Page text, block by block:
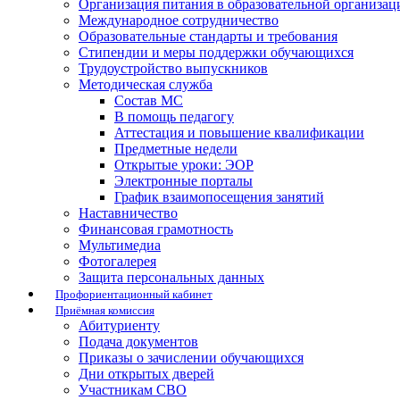
Организация питания в образовательной
Международное сотрудничество
Образовательные стандарты и требования
Стипендии и меры поддержки обучающихся
Трудоустройство выпускников
Методическая служба
Состав МС
В помощь педагогу
Аттестация и повышение квалификации
Предметные недели
Открытые уроки: ЭОР
Электронные порталы
График взаимопосещения занятий
Наставничество
Финансовая грамотность
Мультимедиа
Фотогалерея
Защита персональных данных
Профориентационный кабинет
Приёмная комиссия
Абитуриенту
Подача документов
Приказы о зачислении обучающихся
Дни открытых дверей
Участникам СВО